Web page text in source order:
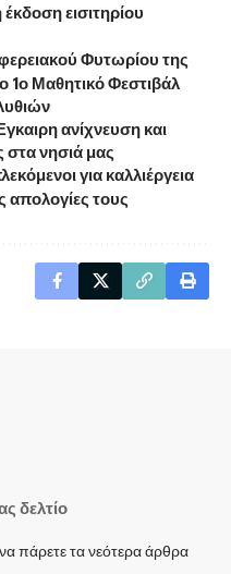
εισιτηρίου
Φυτωρίου της
1ο Μαθητικό Φεστιβάλ
ανίχνευση και
νησιά μας
για καλλιέργεια
απολογίες τους
δελτίο
πάρετε τα νεότερα άρθρα